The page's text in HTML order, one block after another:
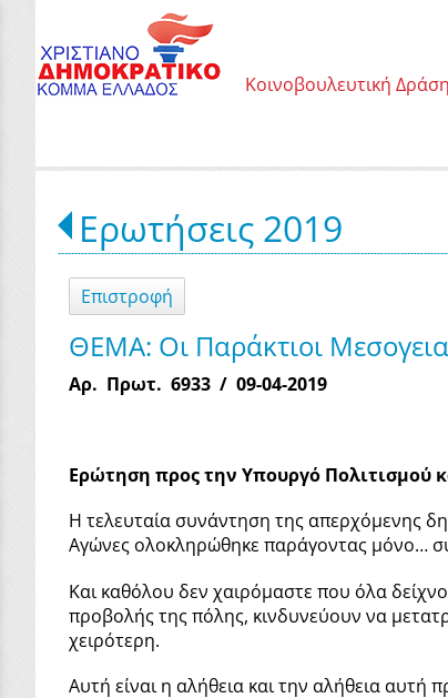
Κοινοβουλευτική Δράση
Ερωτήσεις 2019
Επιστροφή
ΘΕΜΑ: Οι Παράκτιοι
Αρ. Πρωτ. 6933 / 09-04-2019
Ερώτηση προς την Υπουργό Πολιτισμού
Η τελευταία συνάντηση της απερχόμενης
Αγώνες ολοκληρώθηκε παράγοντας μόνο…
Και καθόλου δεν χαιρόμαστε που όλα
προβολής της πόλης, κινδυνεύουν να
χειρότερη.
Αυτή είναι η αλήθεια και την αλήθεια αυτή